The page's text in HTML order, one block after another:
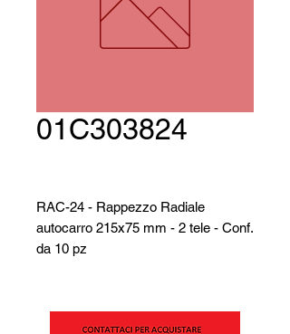
01C303824
RAC-24 - Rappezzo Radiale
autocarro 215x75 mm - 2 tele - Conf.
da 10 pz